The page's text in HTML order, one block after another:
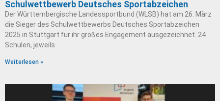
Schulwettbewerb Deutsches Sportabzeichen
Der Württembergische Landessportbund (WLSB) hat am 26. März
die Sieger des Schulwettbewerbs Deutsches Sportabzeichen
2025 in Stuttgart für ihr großes Engagement ausgezeichnet. 24
Schulen, jeweils
Weiterlesen »